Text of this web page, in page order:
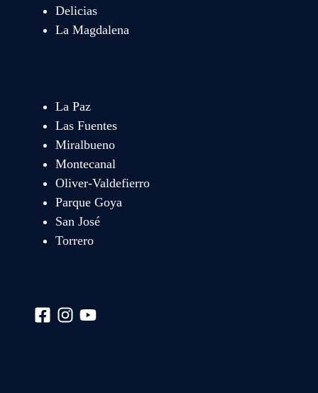
Delicias
La Magdalena
La Paz
Las Fuentes
Miralbueno
Montecanal
Oliver-Valdefierro
Parque Goya
San José
Torrero